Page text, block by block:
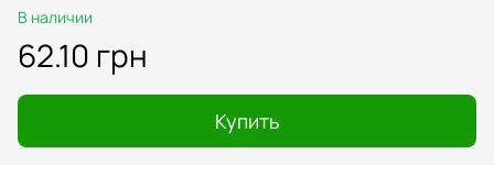
В наличии
62.10 грн
Купить